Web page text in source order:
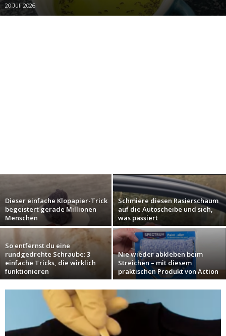
20 Juli 2026
Dieser einfache Klopapier-Trick
begeistert gerade Millionen
Menschen
Schmiere diesen Rasierschaum
auf die Autoscheibe und sieh,
was passiert
So entfernst du eine
rundgedrehte Schraube: 3
einfache Tricks, die wirklich
funktionieren
Nie wieder abkleben beim
Streichen – mit diesem
praktischen Produkt von Action